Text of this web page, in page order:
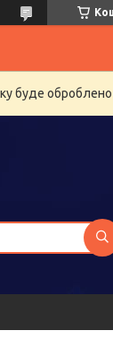
буде